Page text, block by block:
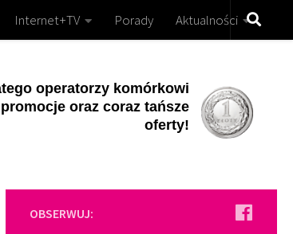
Internet+TV Porady Aktualności
operatorzy komórkowi
oraz coraz tańsze
oferty!
OBSERWUJ: